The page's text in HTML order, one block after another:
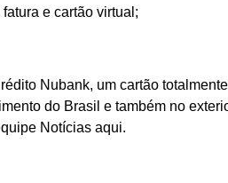
e cartão virtual;
Nubank, um cartão
do Brasil e também no
Notícias aqui.